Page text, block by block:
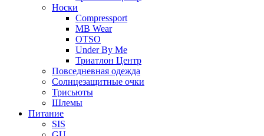
Носки
Compressport
MB Wear
OTSO
Under By Me
Триатлон Центр
Повседневная одежда
Солнцезащитные очки
Трисьюты
Шлемы
Питание
SIS